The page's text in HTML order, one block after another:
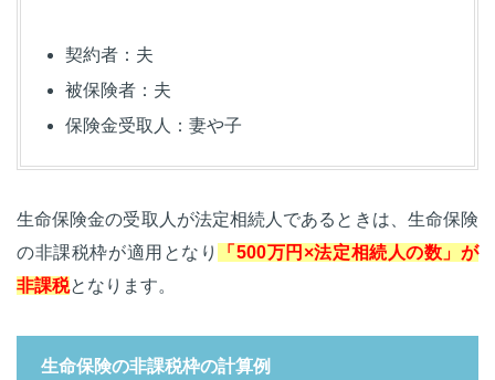
契約者：夫
被保険者：夫
保険金受取人：妻や子
生命保険金の受取人が法定相続人であるときは、生命保険
の非課税枠が適用となり
「500万円×法定相続人の数」が
非課税となります。
生命保険の非課税枠の計算例